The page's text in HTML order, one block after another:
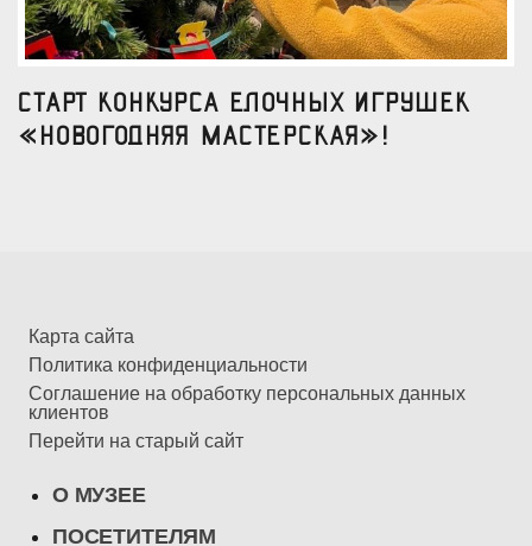
Старт конкурса елочных игрушек
«Новогодняя мастерская»!
Карта сайта
Политика конфиденциальности
Соглашение на обработку персональных данных
клиентов
Перейти на старый сайт
О МУЗЕЕ
ПОСЕТИТЕЛЯМ